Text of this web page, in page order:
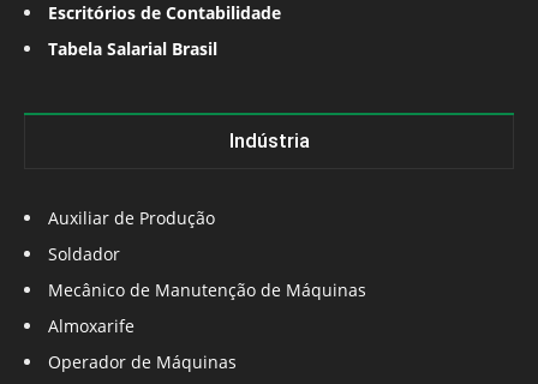
Escritórios de Contabilidade
Tabela Salarial Brasil
Indústria
Auxiliar de Produção
Soldador
Mecânico de Manutenção de Máquinas
Almoxarife
Operador de Máquinas